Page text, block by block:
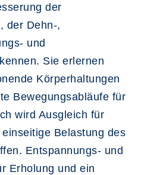
der
der Dehn-,
und
Sie erlernen
Körperhaltungen
Bewegungsabläufe für
wird Ausgleich für
Belastung des
Entspannungs- und
Erholung und ein